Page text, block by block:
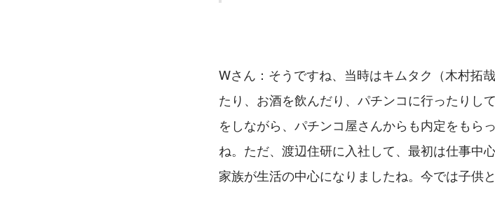
Wさん：そうですね、当時はキムタク（木村拓
たり、お酒を飲んだり、パチンコに行ったりし
をしながら、パチンコ屋さんからも内定をもら
ね。ただ、渡辺住研に入社して、最初は仕事中
家族が生活の中心になりましたね。今では子供